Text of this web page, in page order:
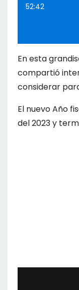
52:42
En esta
compartió
considerar
El nuevo Año
del 2023 y